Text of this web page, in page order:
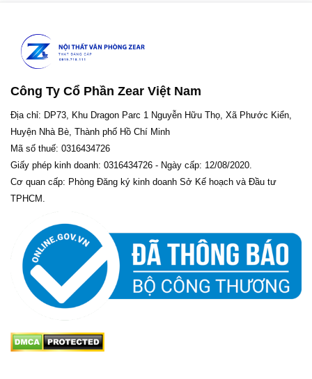
Công Ty Cổ Phần Zear Việt Nam
Địa chỉ: DP73, Khu Dragon Parc 1 Nguyễn Hữu Thọ, Xã Phước Kiển,
Huyện Nhà Bè, Thành phố Hồ Chí Minh
Mã số thuế: 0316434726
Giấy phép kinh doanh: 0316434726 - Ngày cấp: 12/08/2020.
Cơ quan cấp: Phòng Đăng ký kinh doanh Sở Kế hoạch và Đầu tư
TPHCM.